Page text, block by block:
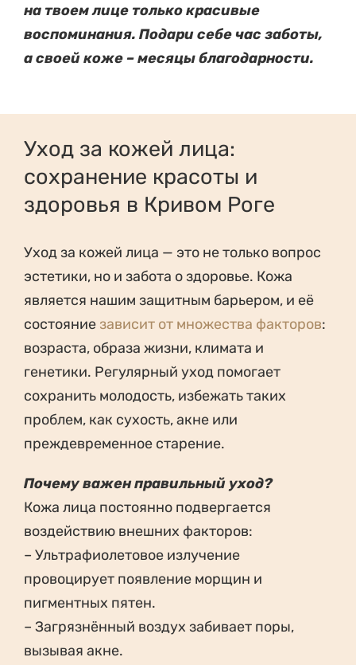
на твоем лице только красивые
воспоминания. Подари себе час заботы,
а своей коже – месяцы благодарности.
Уход за кожей лица:
сохранение красоты и
здоровья в Кривом Роге
Уход за кожей лица — это не только вопрос
эстетики, но и забота о здоровье. Кожа
является нашим защитным барьером, и её
состояние зависит от множества факторов:
возраста, образа жизни, климата и
генетики. Регулярный уход помогает
сохранить молодость, избежать таких
проблем, как сухость, акне или
преждевременное старение.
Почему важен правильный уход?
Кожа лица постоянно подвергается
воздействию внешних факторов:
– Ультрафиолетовое излучение
провоцирует появление морщин и
пигментных пятен.
– Загрязнённый воздух забивает поры,
вызывая акне.